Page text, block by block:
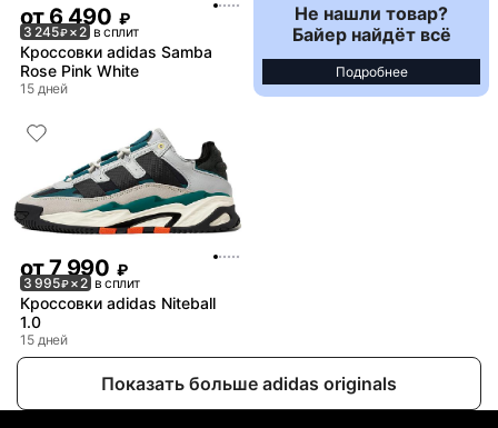
от6 490 ₽
3 245₽× 2 в сплит
Кроссовки adidas Samba
Rose Pink White
15 дней
Не нашли товар?
Байер найдёт всё
Подробнее
от7 990 ₽
3 995₽× 2 в сплит
Кроссовки adidas Niteball
1.0
15 дней
Показать больше adidas originals